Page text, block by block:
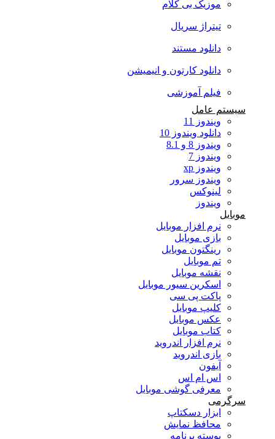
موزیک بی کلام
تیتراژ سریال
دانلود مستند
دانلود کارتون و انیمیشن
فیلم آموزشی
سیستم عامل
ویندوز 11
دانلود ویندوز 10
ویندوز 8 و 8.1
ویندوز 7
ویندوز xp
ویندوز سرور
لینوکس
ویندوز
موبایل
نرم افزار موبایل
بازی موبایل
رینگتون موبایل
تم موبایل
نقشه موبایل
اسکرین سیور موبایل
پاکت پی سی
کلیپ موبایل
عکس موبایل
کتاب موبایل
نرم افزار اندروید
بازی اندروید
آیفون
اس ام اس
معرفی گوشی موبایل
سرگرمی
ابزار دسکتاپ
محافظ نمایش
پوسته برنامه